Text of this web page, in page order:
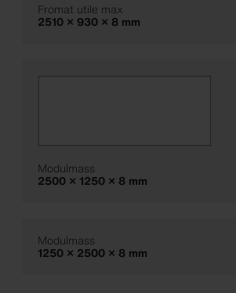
Fromat utile max
2510 × 930 × 8 mm
Modulmass
2500 × 1250 × 8 mm
Modulmass
1250 × 2500 × 8 mm